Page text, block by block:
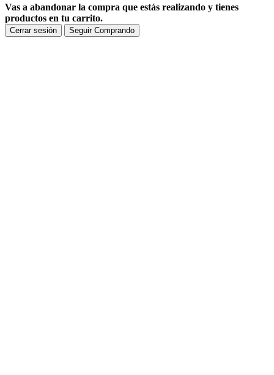
Vas a abandonar la compra que estás realizando y tienes
productos en tu carrito.
Cerrar sesión Seguir Comprando